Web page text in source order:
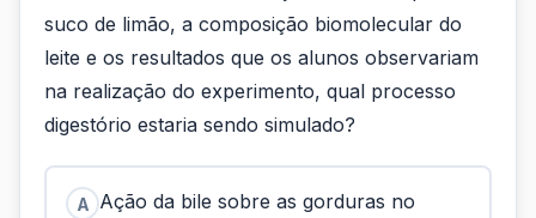
suco de limão, a composição biomolecular do
leite e os resultados que os alunos observariam
na realização do experimento, qual processo
digestório estaria sendo simulado?
A Ação da bile sobre as gorduras no